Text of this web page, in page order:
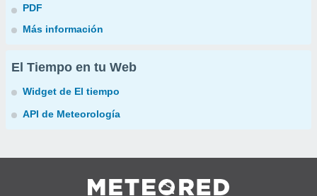
PDF
Más información
El Tiempo en tu Web
Widget de El tiempo
API de Meteorología